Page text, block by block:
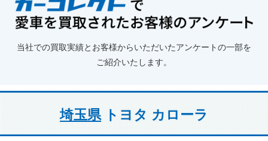
当社での買取実績とお客様からいただいたアンケートの一部を
ご紹介いたします。
埼玉県トヨタ カローラ